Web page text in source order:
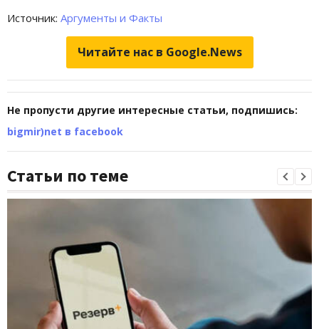
Источник: Аргументы и Факты
Читайте нас в Google.News
Не пропусти другие интересные статьи, подпишись:
bigmir)net в facebook
Статьи по теме